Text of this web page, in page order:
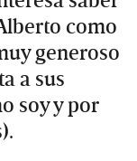
como
generoso
a sus
soy y por